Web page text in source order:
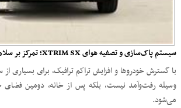
سیستم پاک‌سازی و تصفیه هوای XTRIM SX؛ تمرکز بر سلامت تنفسی سرنشینان
با گسترش خودروها و افزایش تراکم ترافیک، برای بسیاری از
وسیله رفت‌وآمد نیست، بلکه پس از خانه، دومین
می‌شود.